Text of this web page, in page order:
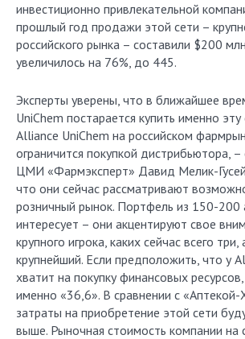
инвестиционно привлекательной
прошлый год продажи этой сети –
российского рынка – составили $200
увеличилось на 76%, до 445.
Эксперты уверены, что в ближайшее
UniChem постарается купить именно
Alliance UniChem на российском
ограничится покупкой дистрибьютора, –
ЦМИ «Фармэксперт» Давид Мелик-
что они сейчас рассматривают
розничный рынок. Портфель из 150-200
интересует – они акцентируют свое
крупного игрока, каких сейчас всего
крупнейший. Если предположить, что у
хватит на покупку финансовых
именно «36,6». В сравнении с «Аптекой-
затраты на приобретение этой сети
выше. Рыночная стоимость компании на